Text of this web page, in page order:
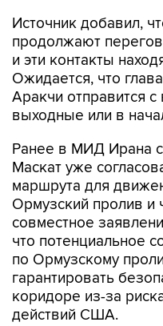
Источник добавил,
продолжают
и эти контакты
Ожидается, что
Аракчи отправится
выходные или в
Ранее в МИД Ирана
Маскат уже
маршрута для
Ормузский пролив и
совместное
что потенциальное
по Ормузскому
гарантировать
коридоре из-за
действий США.